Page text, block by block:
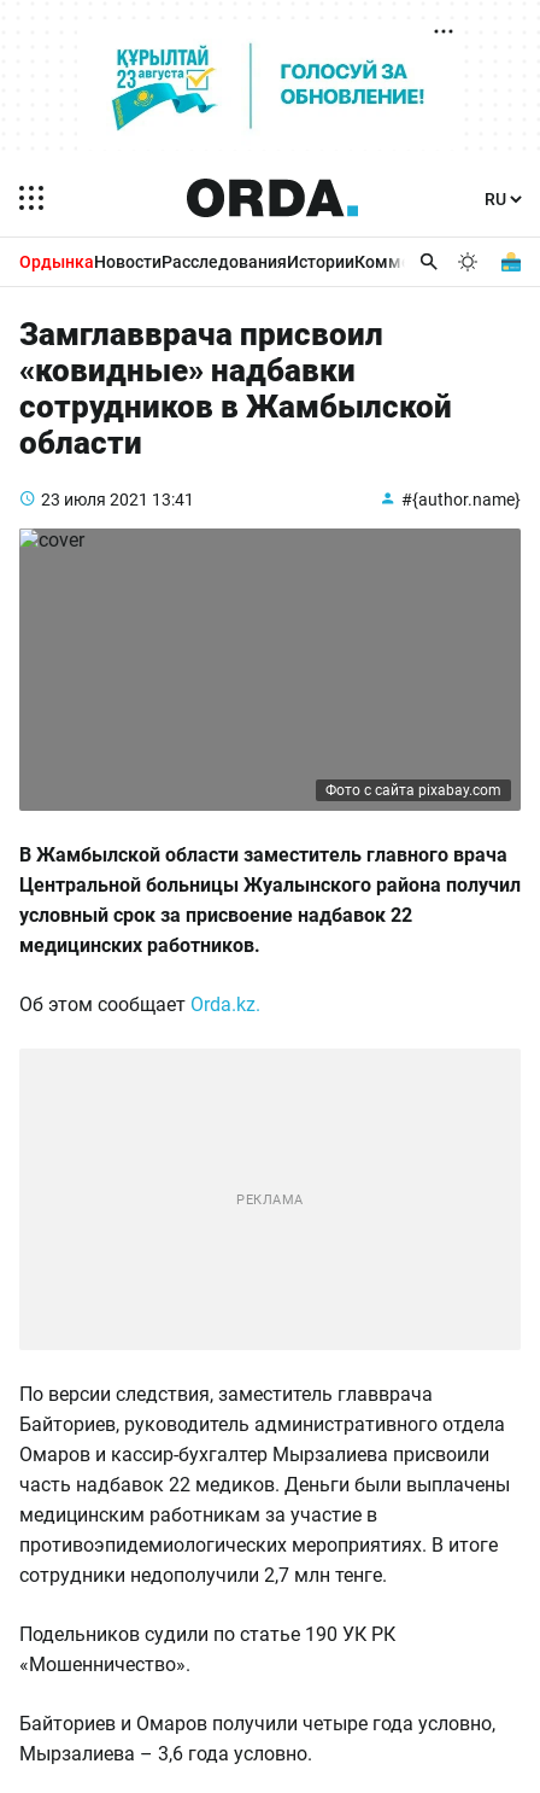
ОрдынкаНовостиРасследованияИсторииКомментарииБизнес
Замглавврача присвоил
«ковидные» надбавки
сотрудников в Жамбылской
области
23 июля 2021 13:41 #{author.name}
Фото с сайта pixabay.com
В Жамбылской области заместитель главного врача
Центральной больницы Жуалынского района получил
условный срок за присвоение надбавок 22
медицинских работников.
Об этом сообщает Orda.kz.
По версии следствия, заместитель главврача
Байториев, руководитель административного отдела
Омаров и кассир-бухгалтер Мырзалиева присвоили
часть надбавок 22 медиков. Деньги были выплачены
медицинским работникам за участие в
противоэпидемиологических мероприятиях. В итоге
сотрудники недополучили 2,7 млн тенге.
Подельников судили по статье 190 УК РК
«Мошенничество».
Байториев и Омаров получили четыре года условно,
Мырзалиева – 3,6 года условно.